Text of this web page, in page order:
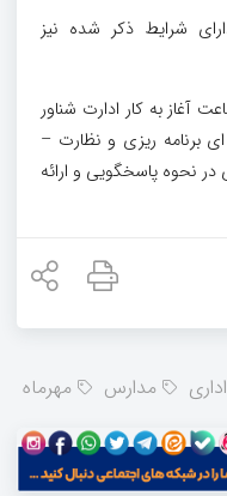
شرایط ذکر شده نیز
آغاز به کار ادارت شناور
برنامه ریزی و نظارت –
نحوه پاسخگویی و ارائه
مدارس مهرماه